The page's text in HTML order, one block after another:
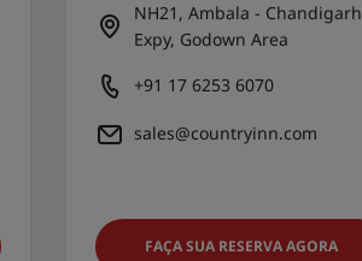
NH21, Ambala - Chandigarh
Expy, Godown Area
+91 17 6253 6070
sales@countryinn.com
FAÇA SUA RESERVA AGORA